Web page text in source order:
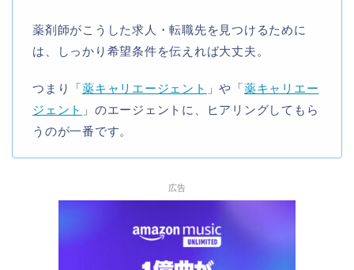
薬剤師がこうした求人・転職先を見つけるために
は、しっかり希望条件を伝えれば大丈夫。
つまり「薬キャリエージェント 」や「薬キャリエー
ジェント 」のエージェントに、ヒアリングしてもら
うのが一番です。
広告